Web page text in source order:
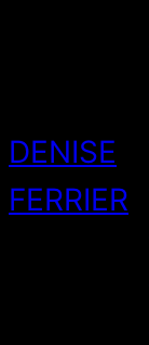
DENISE
FERRIER